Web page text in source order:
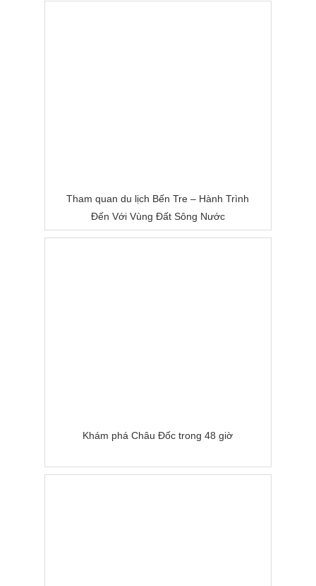
Tham quan du lịch Bến Tre – Hành Trình
Đến Với Vùng Đất Sông Nước
Khám phá Châu Đốc trong 48 giờ